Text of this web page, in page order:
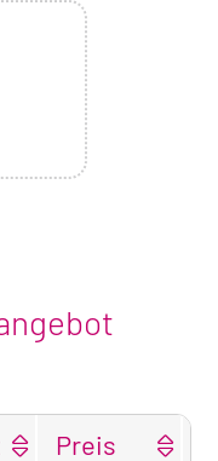
Preis